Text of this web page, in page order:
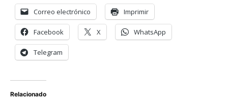
Correo electrónico Imprimir
Facebook X WhatsApp
Telegram
Relacionado